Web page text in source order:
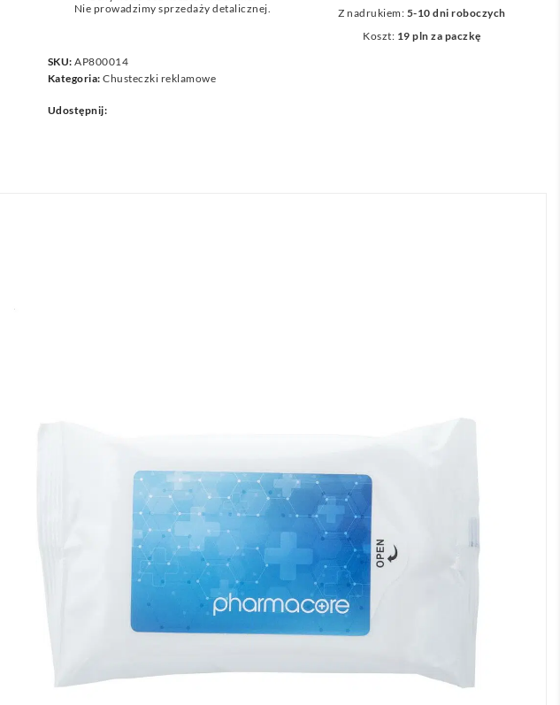
Nie prowadzimy sprzedaży detalicznej.
Z nadrukiem: 5-10 dni roboczych
Koszt: 19 pln za paczkę
SKU:AP800014
Kategoria:Chusteczki reklamowe
Udostępnij: